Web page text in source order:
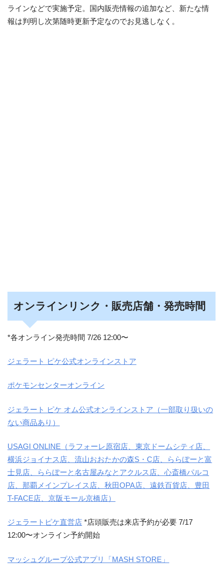
ラインなどで実施予定。国内販売情報の追加など、新たな情
報は判明し次第随時更新予定なのでお見逃しなく。
オンラインリンク・販売店舗・発売時間
*各オンライン発売時間 7/26 12:00〜
ジェラート ピケ公式オンラインストア
ポケモンセンターオンライン
ジェラート ピケ オム公式オンラインストア（一部取り扱いの
ない商品あり）
USAGI ONLINE（ラフォーレ原宿店、東京ドームシティ店、
横浜ジョイナス店、流山おおたかの森S・C店、ららぽーと富
士見店、ららぽーと名古屋みなとアクルス店、心斎橋パルコ
店、那覇メインプレイス店、秋田OPA店、遠鉄百貨店、豊田
T-FACE店、京阪モール京橋店）
ジェラートピケ直営店 *店頭販売は来店予約が必要 7/17
12:00〜オンライン予約開始
マッシュグループ公式アプリ「MASH STORE」